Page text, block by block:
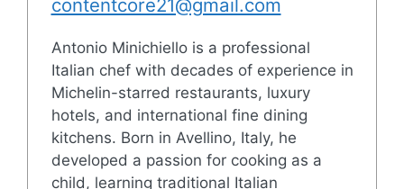
contentcore21@gmail.com
Antonio Minichiello is a professional
Italian chef with decades of experience in
Michelin-starred restaurants, luxury
hotels, and international fine dining
kitchens. Born in Avellino, Italy, he
developed a passion for cooking as a
child, learning traditional Italian